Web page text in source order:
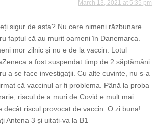
March 13, 2021 at 5:35 pm
sigur de asta? Nu cere nimeni răzbunare
faptul că au murit oameni în Danemarca.
mor zilnic și nu e de la vaccin. Lotul
a fost suspendat timp de 2 săptămâni
a se face investigații. Cu alte cuvinte, nu s-a
că vaccinul ar fi problema. Până la proba
riscul de a muri de Covid e mult mai
decât riscul provocat de vaccin. O zi buna!
Antena 3 și uitati-va la B1